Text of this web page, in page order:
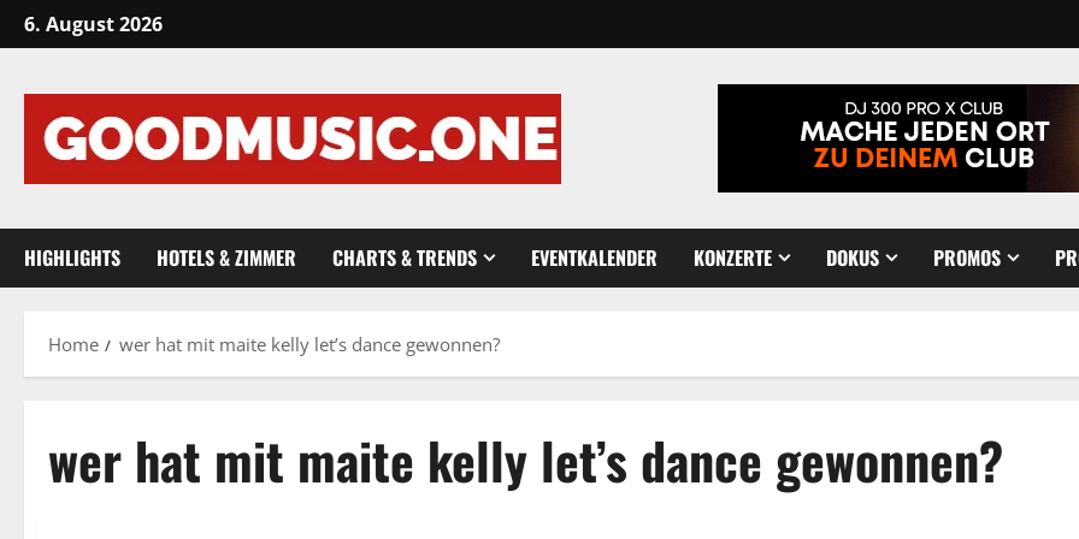
Skip
to
6. August 2026
HIGHLIGHTS HOTELS & ZIMMER CHARTS & TRENDS EVENTKALENDER KONZERTE DOKUS PROMOS
Home wer hat mit maite kelly let’s dance gewonnen?
wer hat mit maite kelly let’s dance gewonnen?